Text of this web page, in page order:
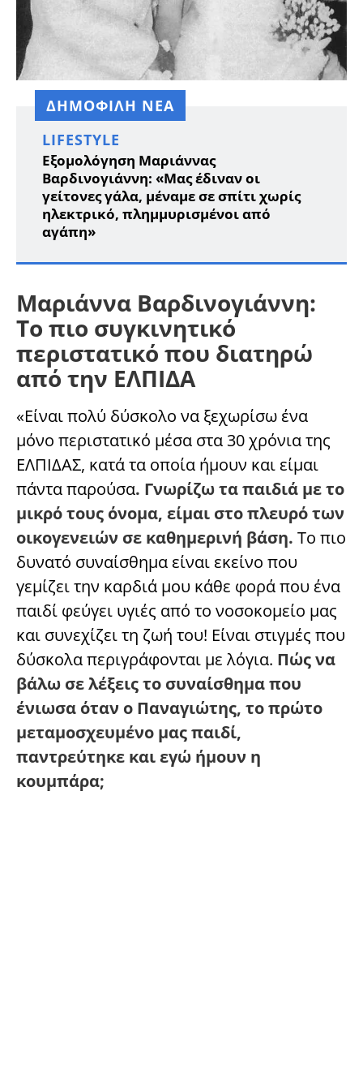
ΔΗΜΟΦΙΛΗ ΝΕΑ
LIFESTYLE
Εξομολόγηση Μαριάννας
Βαρδινογιάννη: «Μας έδιναν οι
γείτονες γάλα, μέναμε σε σπίτι χωρίς
ηλεκτρικό, πλημμυρισμένοι από
αγάπη»
Μαριάννα Βαρδινογιάννη:
Το πιο συγκινητικό
περιστατικό που διατηρώ
από την ΕΛΠΙΔΑ
«Είναι πολύ δύσκολο να ξεχωρίσω ένα
μόνο περιστατικό μέσα στα 30 χρόνια της
ΕΛΠΙΔΑΣ, κατά τα οποία ήμουν και είμαι
πάντα παρούσα. Γνωρίζω τα παιδιά με το
μικρό τους όνομα, είμαι στο πλευρό των
οικογενειών σε καθημερινή βάση. Το πιο
δυνατό συναίσθημα είναι εκείνο που
γεμίζει την καρδιά μου κάθε φορά που ένα
παιδί φεύγει υγιές από το νοσοκομείο μας
και συνεχίζει τη ζωή του! Είναι στιγμές που
δύσκολα περιγράφονται με λόγια. Πώς να
βάλω σε λέξεις το συναίσθημα που
ένιωσα όταν ο Παναγιώτης, το πρώτο
μεταμοσχευμένο μας παιδί,
παντρεύτηκε και εγώ ήμουν η
κουμπάρα;